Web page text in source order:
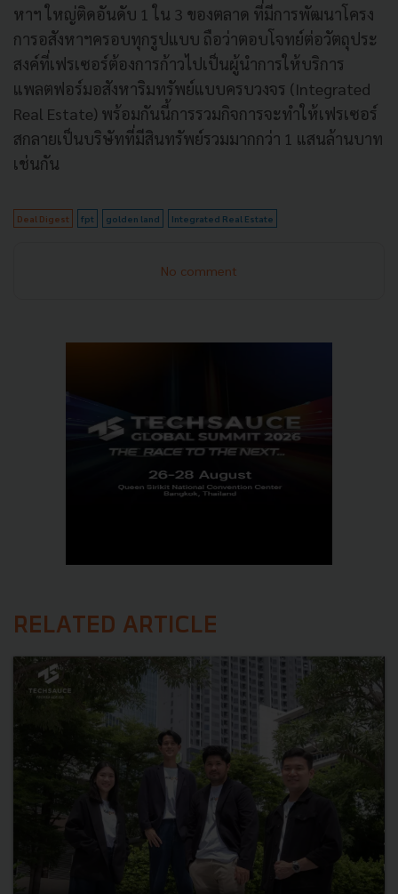
หาฯ ใหญ่ติดอันดับ 1 ใน 3 ของตลาด ที่มีการพัฒนาโครง
การอสังหาฯครอบทุกรูปแบบ ถือว่าตอบโจทย์ต่อวัตถุประ
สงค์ที่เฟรเซอร์ต้องการก้าวไปเป็นผู้นําการให้บริการ
แพลตฟอร์มอสังหาริมทรัพย์แบบครบวงจร (Integrated
Real Estate) พร้อมกันนี้การรวมกิจการจะทำให้เฟรเซอร์
สกลายเป็นบริษัทที่มีสินทรัพย์รวมมากกว่า 1 แสนล้านบาท
เช่นกัน
Deal Digest fpt golden land Integrated Real Estate
No comment
RELATED ARTICLE